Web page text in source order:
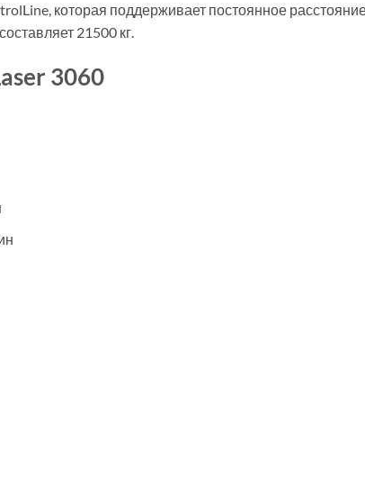
которая поддерживает постоянное
21500 кг.
3060